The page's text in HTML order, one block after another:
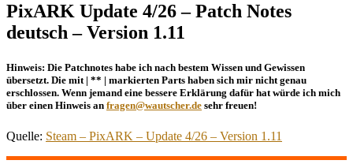
PixARK Update 4/26 – Patch Notes
deutsch – Version 1.11
Hinweis: Die Patchnotes habe ich nach bestem Wissen und Gewissen
übersetzt. Die mit | ** | markierten Parts haben sich mir nicht genau
erschlossen. Wenn jemand eine bessere Erklärung dafür hat würde ich mich
über einen Hinweis an fragen@wautscher.de sehr freuen!
Quelle: Steam – PixARK – Update 4/26 – Version 1.11